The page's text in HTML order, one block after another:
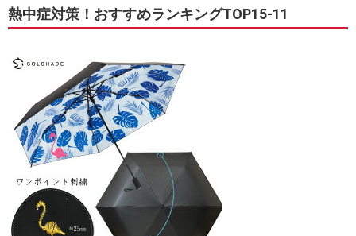
熱中症対策！おすすめランキングTOP15-11